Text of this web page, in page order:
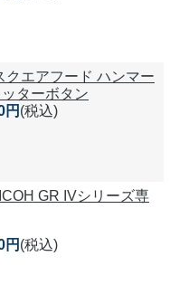
クエアフード ハンマー
ターボタン
円 (税込)
GR IVシリーズ専
円 (税込)